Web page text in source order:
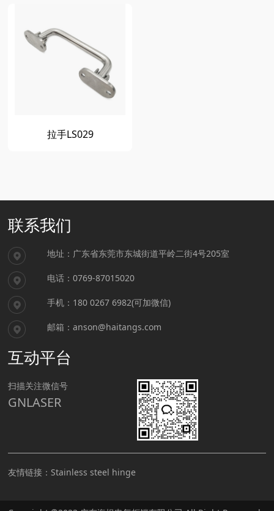
拉手LS029
联系我们
地址：广东省东莞市东城街道平岭二街4号205室
电话：0769-87015020
手机：180 0267 6982(可加微信)
邮箱：anson@haitangs.com
互动平台
扫描关注微信号
GNLASER
友情链接： Stainless steel hinge